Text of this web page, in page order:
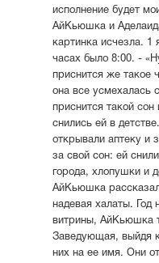
исполнение будет
АйКьюшка и
картинка исчезла.
часах было 8:00. -
приснится же такое
она все усмехалась
приснится такой
снились ей в
открывали аптеку и
за свой сон: ей
города, хлопушки и
АйКьюшка
надевая халаты. Год
витрины, АйКьюшка
Заведующая, выйдя
них на ее имя. Они